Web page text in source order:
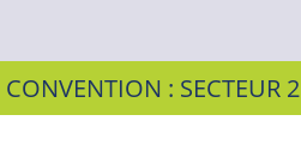
CONVENTION : SECTEUR 2